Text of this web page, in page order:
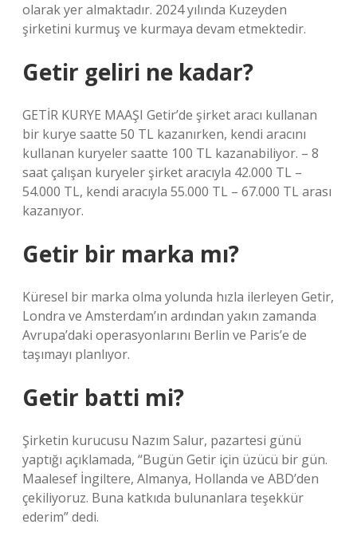
olarak yer almaktadır. 2024 yılında Kuzeyden
şirketini kurmuş ve kurmaya devam etmektedir.
Getir geliri ne kadar?
GETİR KURYE MAAŞI Getir’de şirket aracı kullanan
bir kurye saatte 50 TL kazanırken, kendi aracını
kullanan kuryeler saatte 100 TL kazanabiliyor. – 8
saat çalışan kuryeler şirket aracıyla 42.000 TL –
54.000 TL, kendi aracıyla 55.000 TL – 67.000 TL arası
kazanıyor.
Getir bir marka mı?
Küresel bir marka olma yolunda hızla ilerleyen Getir,
Londra ve Amsterdam’ın ardından yakın zamanda
Avrupa’daki operasyonlarını Berlin ve Paris’e de
taşımayı planlıyor.
Getir batti mi?
Şirketin kurucusu Nazım Salur, pazartesi günü
yaptığı açıklamada, “Bugün Getir için üzücü bir gün.
Maalesef İngiltere, Almanya, Hollanda ve ABD’den
çekiliyoruz. Buna katkıda bulunanlara teşekkür
ederim” dedi.